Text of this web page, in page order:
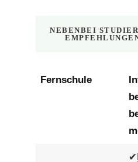
NEBENBEI
Fernschule
✔